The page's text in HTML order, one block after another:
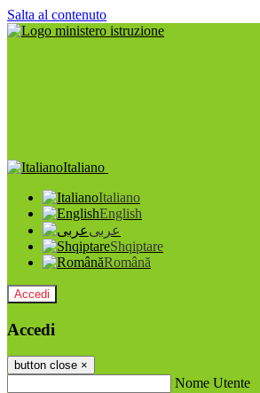
Salta al contenuto
Italiano
Italiano
English
عربى
Shqiptare
Română
Accedi
Accedi
button close ×
Nome Utente